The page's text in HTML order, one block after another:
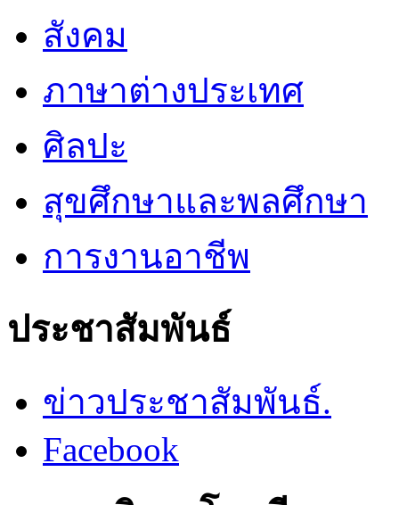
สังคม
ภาษาต่างประเทศ
ศิลปะ
สุขศึกษาและพลศึกษา
การงานอาชีพ
ประชาสัมพันธ์
ข่าวประชาสัมพันธ์.
Facebook